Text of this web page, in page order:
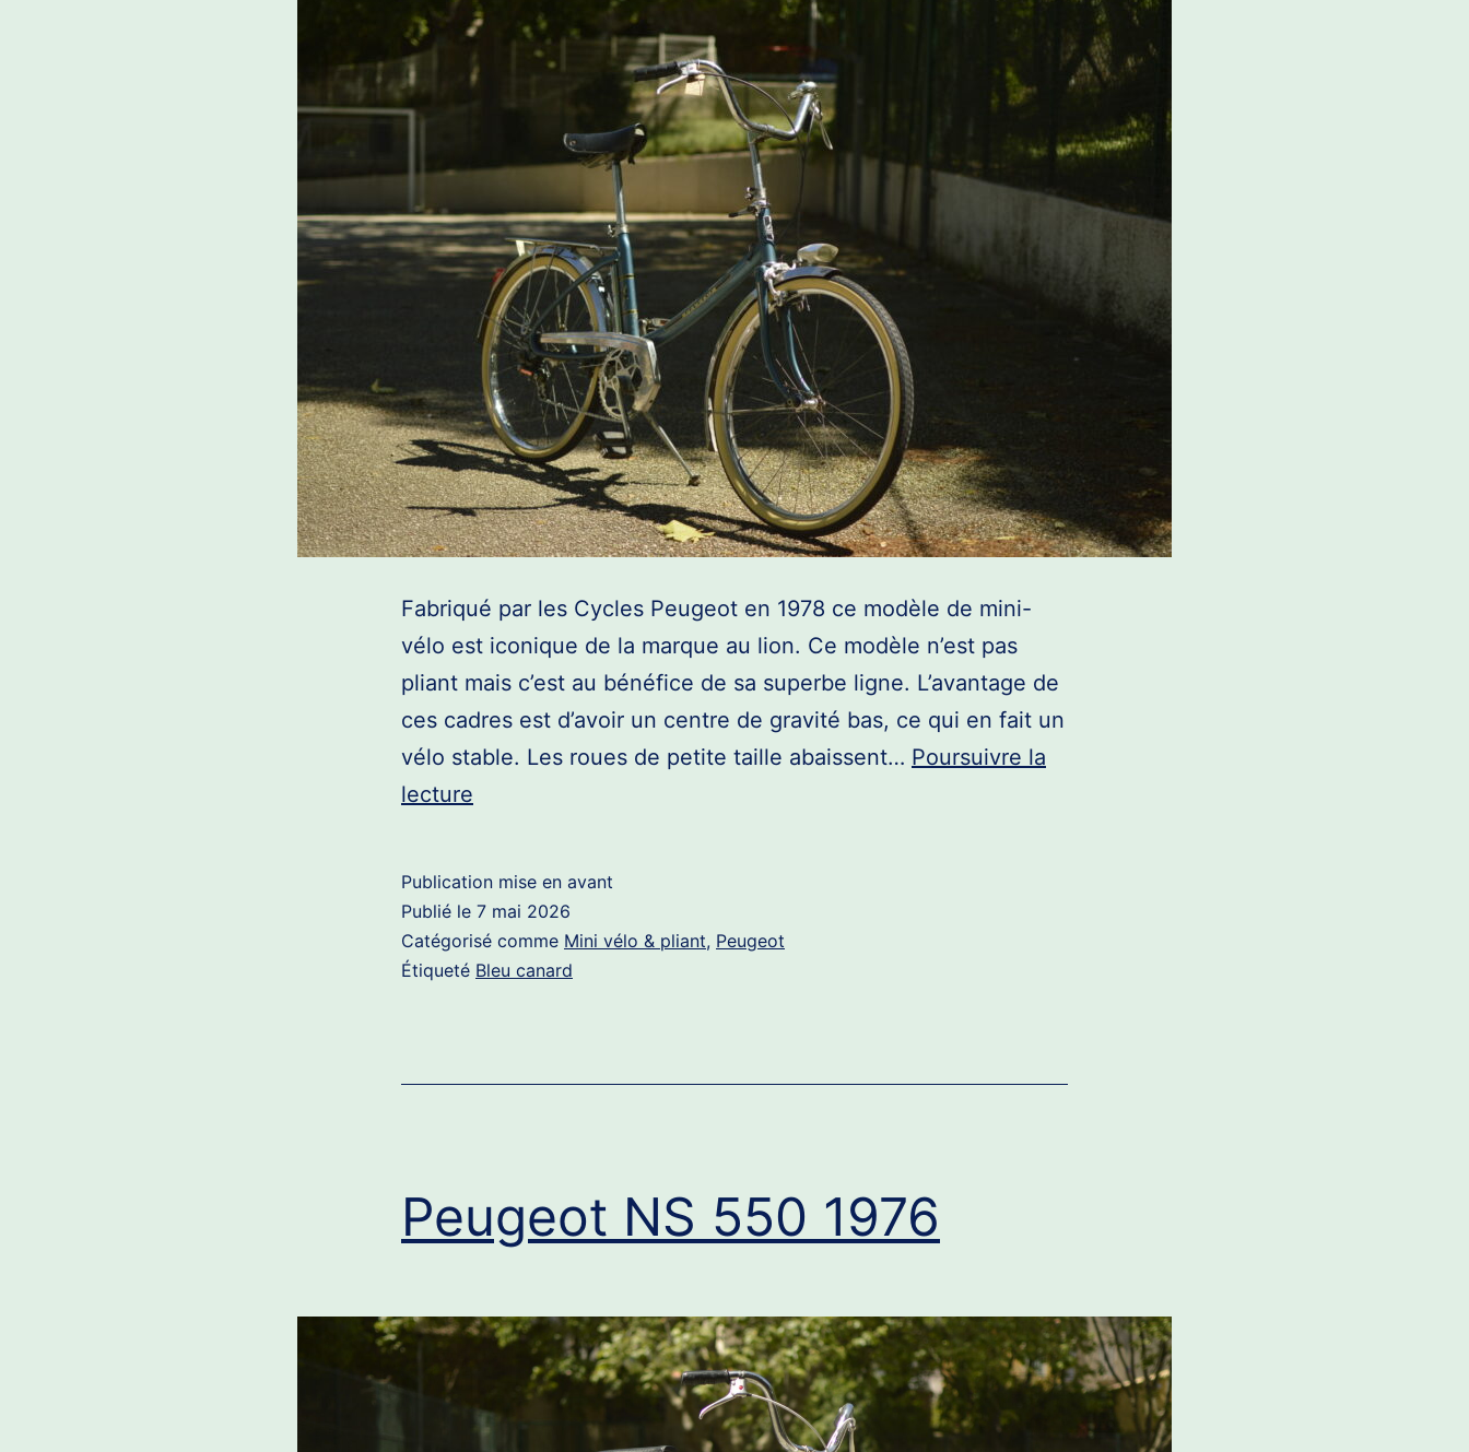
Fabriqué par les Cycles Peugeot en 1978 ce modèle de mini-
vélo est iconique de la marque au lion. Ce modèle n’est pas
pliant mais c’est au bénéfice de sa superbe ligne. L’avantage de
ces cadres est d’avoir un centre de gravité bas, ce qui en fait un
vélo stable. Les roues de petite taille abaissent… Poursuivre la
lecture
1978
Publication mise en avant
Publié le 7 mai 2026
Catégorisé comme Mini vélo & pliant, Peugeot
Étiqueté Bleu canard
Peugeot NS 550 1976